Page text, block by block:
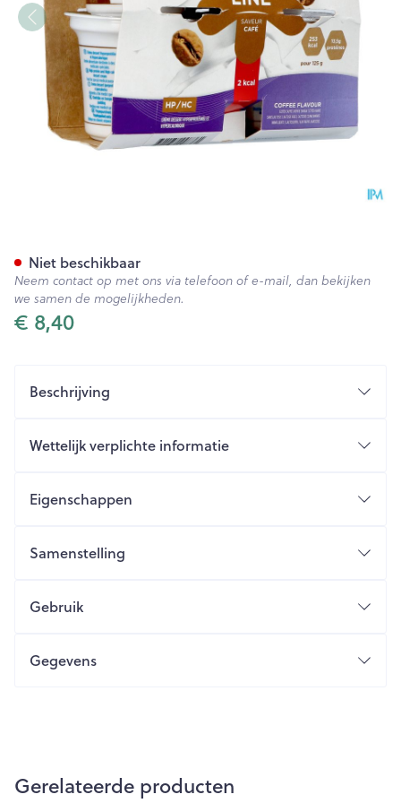
€ 8,40
Niet beschikbaar
Neem contact op met ons via telefoon of e-mail, dan bekijken
we samen de mogelijkheden.
Beschrijving
Wettelijk verplichte informatie
Eigenschappen
Samenstelling
Gebruik
Gegevens
Gerelateerde producten